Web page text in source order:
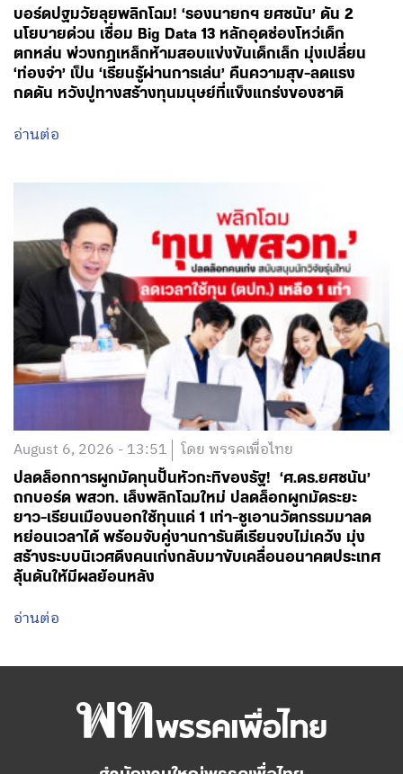
บอร์ดปฐมวัยลุยพลิกโฉม! ‘รองนายกฯ ยศชนัน’ ดัน 2
นโยบายด่วน เชื่อม Big Data 13 หลักอุดช่องโหว่เด็ก
ตกหล่น พ่วงกฎเหล็กห้ามสอบแข่งขันเด็กเล็ก มุ่งเปลี่ยน
‘ท่องจำ’ เป็น ‘เรียนรู้ผ่านการเล่น’ คืนความสุข-ลดแรง
กดดัน หวังปูทางสร้างทุนมนุษย์ที่แข็งแกร่งของชาติ
อ่านต่อ
August 6, 2026 - 13:51 โดย พรรคเพื่อไทย
ปลดล็อกการผูกมัดทุนปั้นหัวกะทิของรัฐ! ‘ศ.ดร.ยศชนัน’
ถกบอร์ด พสวท. เล็งพลิกโฉมใหม่ ปลดล็อกผูกมัดระยะ
ยาว-เรียนเมืองนอกใช้ทุนแค่ 1 เท่า-ชูเอานวัตกรรมมาลด
หย่อนเวลาได้ พร้อมจับคู่งานการันตีเรียนจบไม่เคว้ง มุ่ง
สร้างระบบนิเวศดึงคนเก่งกลับมาขับเคลื่อนอนาคตประเทศ
ลุ้นดันให้มีผลย้อนหลัง
อ่านต่อ